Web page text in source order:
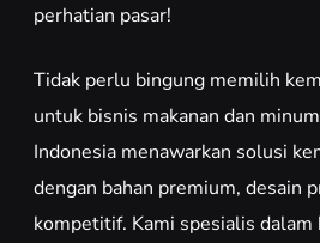
perhatian pasar!
Tidak perlu bingung memilih
untuk bisnis makanan dan
Indonesia menawarkan solusi
dengan bahan premium, desain
kompetitif. Kami spesialis dalam